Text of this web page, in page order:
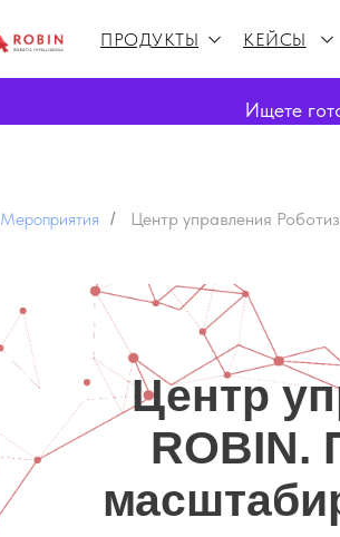
ПРОДУКТЫ КЕЙСЫ
Ищете
Мероприятия / Центр управления
Центр
ROBIN.